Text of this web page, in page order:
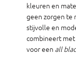
kleuren en
geen zorgen te
stijvolle en
combineert
voor een all